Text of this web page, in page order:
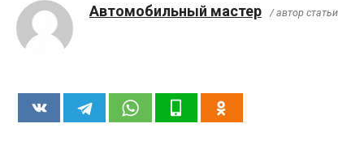
Автомобильный мастер / автор статьи